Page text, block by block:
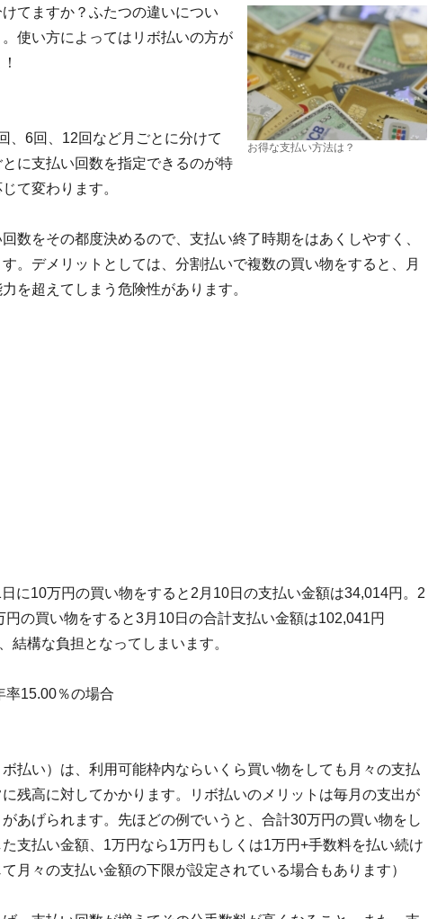
お得な支払い方法は？
てますか？ふたつの違いについ
使い方によってはリボ払いの方が
、6回、12回など月ごとに分けて
に支払い回数を指定できるのが特
て変わります。
数をその都度決めるので、支払い終了時期をはあくしやすく、
。デメリットとしては、分割払いで複数の買い物をすると、月
を超えてしまう危険性があります。
に10万円の買い物をすると2月10日の支払い金額は34,014円。2
の買い物をすると3月10日の合計支払い金額は102,041円
結構な負担となってしまいます。
15.00％の場合
払い）は、利用可能枠内ならいくら買い物をしても月々の支払
残高に対してかかります。リボ払いのメリットは毎月の支出が
あげられます。先ほどの例でいうと、合計30万円の買い物をし
支払い金額、1万円なら1万円もしくは1万円+手数料を払い続け
月々の支払い金額の下限が設定されている場合もあります）